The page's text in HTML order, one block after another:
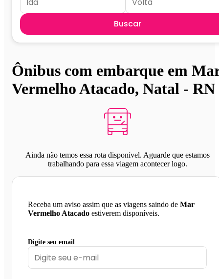
Buscar
Ônibus com embarque em
Vermelho Atacado, Natal - RN
Ainda não temos essa rota disponível. Aguarde que estamos
trabalhando para essa viagem acontecer logo.
Receba um aviso assim que as viagens saindo de Mar
Vermelho Atacado estiverem disponíveis.
Digite seu email